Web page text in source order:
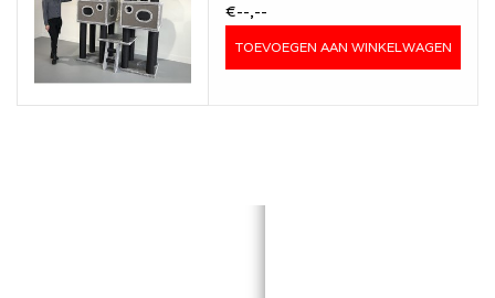
€--,--
TOEVOEGEN AAN WINKELWAGEN